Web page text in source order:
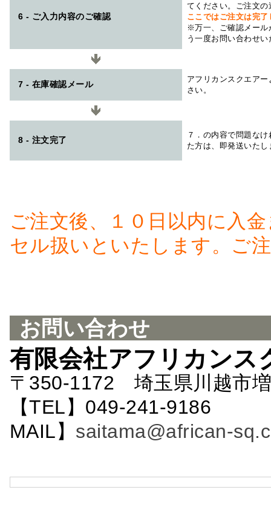
6 - ご入力内容のご確認
てください。ご注文
ここではご注文は完
※万一、ご確認メール
う一度お問い合わせ
7 - 在庫確認メール
アフリカンスクエアー
さい。
8 - 注文完了
７．の内容で問題な
た方は、即発送いたし
ご注文後、１０日以内に入
セル扱いといたします。ご
お問い合わせ
有限会社アフリカンス
〒350-1172 埼玉県川越市
【TEL】049-241-
MAIL】 saitama@african-